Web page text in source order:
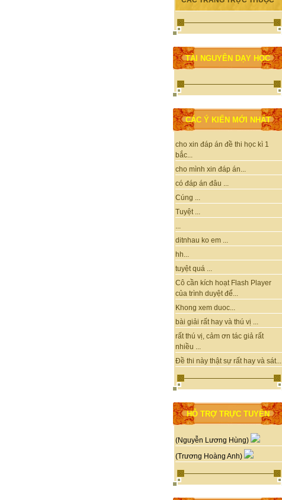
TÀI NGUYÊN DẠY HỌC
CÁC Ý KIẾN MỚI NHẤT
cho xin đáp án đề thi học kì 1
bắc...
cho mình xin đáp án...
có đáp án đâu ...
Cúng ...
Tuyệt ...
...
ditnhau ko em ...
hh...
tuyệt quá ...
Cô cần kích hoạt Flash Player
của trình duyệt để...
Khong xem duoc...
bài giải rất hay và thú vị ...
rất thú vị, cảm ơn tác giả rất
nhiều ...
Đề thi này thật sự rất hay và sát...
HỖ TRỢ TRỰC TUYẾN
(Nguyễn Lương Hùng)
(Trương Hoàng Anh)